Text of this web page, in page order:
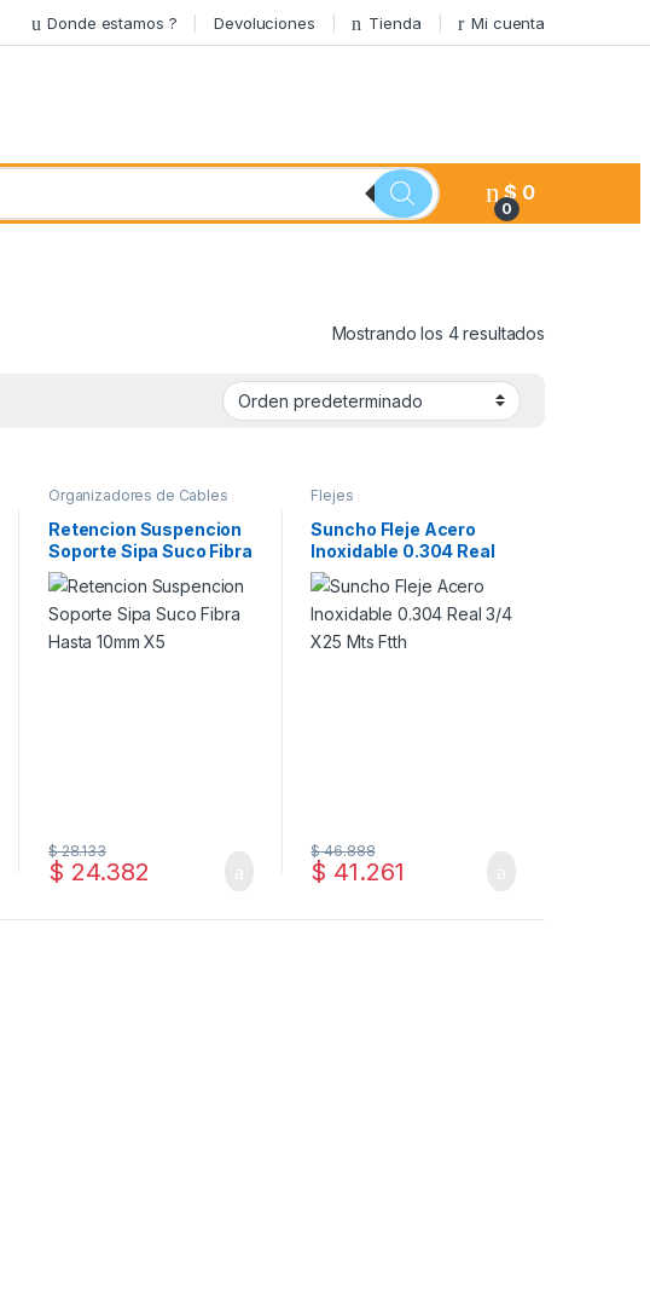
Donde estamos ? Devoluciones Tienda Mi cuenta
0
$ 0
Mostrando los 4 resultados
Organizadores de Cables
Retencion Suspencion
Soporte Sipa Suco Fibra
Hasta 10mm X5
$ 24.382
$28.133
Flejes
Suncho Fleje Acero
Inoxidable 0.304 Real
3/4 X25 Mts Ftth
$ 41.261
$46.888